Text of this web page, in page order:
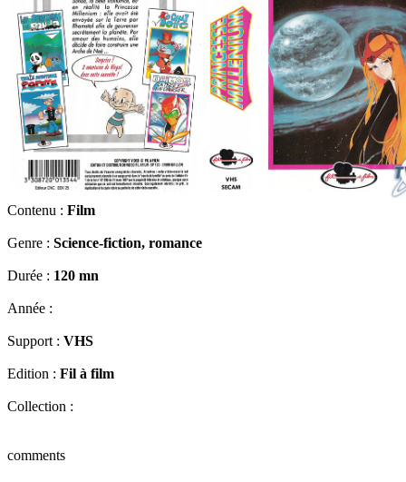
Contenu : Film
Genre : Science-fiction, romance
Durée : 120 mn
Année :
Support : VHS
Edition : Fil à film
Collection :
comments